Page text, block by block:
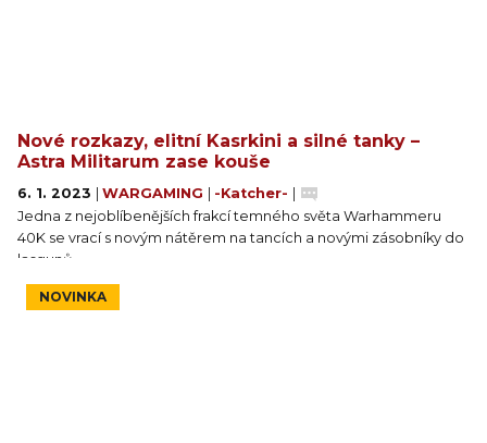
Nové rozkazy, elitní Kasrkini a silné tanky –
Astra Militarum zase kouše
6. 1. 2023 WARGAMING -Katcher-
Jedna z nejoblíbenějších frakcí temného světa Warhammeru
40K se vrací s novým nátěrem na tancích a novými zásobníky do
lasgunů.
NOVINKA